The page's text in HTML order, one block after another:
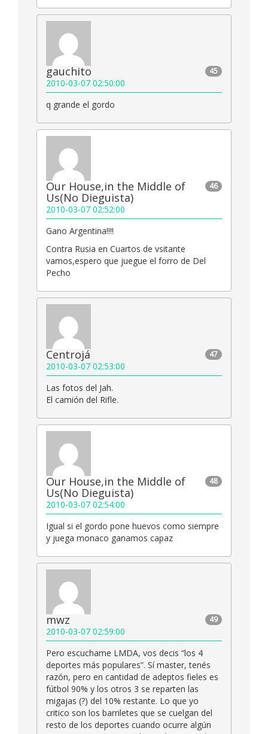
45
gauchito
2010-03-07 02:50:00
q grande el gordo
46
Our House,in the Middle of
Us(No Dieguista)
2010-03-07 02:52:00
Gano Argentina!!!!
Contra Rusia en Cuartos de vsitante
vamos,espero que juegue el forro de Del
Pecho
47
Centrojá
2010-03-07 02:53:00
Las fotos del Jah.
El camión del Rifle.
48
Our House,in the Middle of
Us(No Dieguista)
2010-03-07 02:54:00
Igual si el gordo pone huevos como siempre
y juega monaco ganamos capaz
49
mwz
2010-03-07 02:59:00
Pero escuchame LMDA, vos decis “los 4
deportes más populares”. Sí master, tenés
razón, pero en cantidad de adeptos fieles es
fútbol 90% y los otros 3 se reparten las
migajas (?) del 10% restante. Lo que yo
critico son los barriletes que se cuelgan del
resto de los deportes cuando ocurre algún